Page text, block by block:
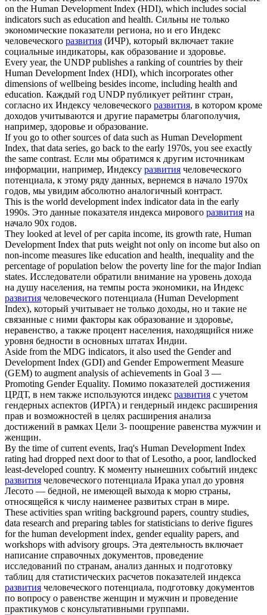
on the Human Development Index (HDI), which includes social
indicators such as education and health. Сильны не только
экономические показатели региона, но и его Индекс
человеческого развития (ИЧР), который включает такие
социальные индикаторы, как образование и здоровье.
Every year, the UNDP publishes a ranking of countries by their
Human Development Index (HDI), which incorporates other
dimensions of wellbeing besides income, including health and
education. Каждый год UNDP публикует рейтинг стран,
согласно их Индексу человеческого развития, в котором кроме
доходов учитываются и другие параметры благополучия,
например, здоровье и образование.
If you go to other sources of data such as Human Development
Index, that data series, go back to the early 1970s, you see exactly
the same contrast. Если мы обратимся к другим источникам
информации, например, Индексу развития человеческого
потенциала, к этому ряду данных, вернемся в начало 1970х
годов, мы увидим абсолютно аналогичный контраст.
This is the world development index indicator data in the early
1990s. Это данные показателя индекса мирового развития на
начало 90х годов.
They looked at level of per capita income, its growth rate, Human
Development Index that puts weight not only on income but also on
non-income measures like education and health, inequality and the
percentage of population below the poverty line for the major Indian
states. Исследователи обратили внимание на уровень дохода
на душу населения, на темпы роста экономики, на Индекс
развития человеческого потенциала (Human Development
Index), который учитывает не только доходы, но и такие не
связанные с ними факторы как образование и здоровье,
неравенство, а также процент населения, находящийся ниже
уровня бедности в основных штатах Индии.
Aside from the MDG indicators, it also used the Gender and
Development Index (GDI) and Gender Empowerment Measure
(GEM) to augment analysis of achievements in Goal 3 —
Promoting Gender Equality. Помимо показателей достижения
ЦРДТ, в нем также используются индекс развития с учетом
гендерных аспектов (ИРГА) и гендерный индекс расширения
прав и возможностей в целях расширения анализа
достижений в рамках Цели 3- поощрение равенства мужчин и
женщин.
By the time of current events, Iraq's Human Development Index
rating had dropped next door to that of Lesotho, a poor, landlocked
least-developed country. К моменту нынешних событий индекс
развития человеческого потенциала Ирака упал до уровня
Лесото — бедной, не имеющей выхода к морю страны,
относящейся к числу наименее развитых стран в мире.
These activities span writing background papers, country studies,
data research and preparing tables for statisticians to derive figures
for the human development index, gender equality papers, and
workshops with advisory groups. Эта деятельность включает
написание справочных документов, проведение
исследований по странам, анализ данных и подготовку
таблиц для статистических расчетов показателей индекса
развития человеческого потенциала, подготовку документов
по вопросу о равенстве женщин и мужчин и проведение
практикумов с консультативными группами.